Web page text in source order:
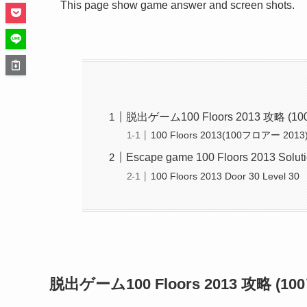
This page show game answer and screen shots.
脱出ゲーム100 Floors 2013 攻略
100 Floors 2013(100フロアー
Escape game 100 Floors 2013
100 Floors 2013 Door 30 Level 30
脱出ゲーム100 Floors 2013 攻略